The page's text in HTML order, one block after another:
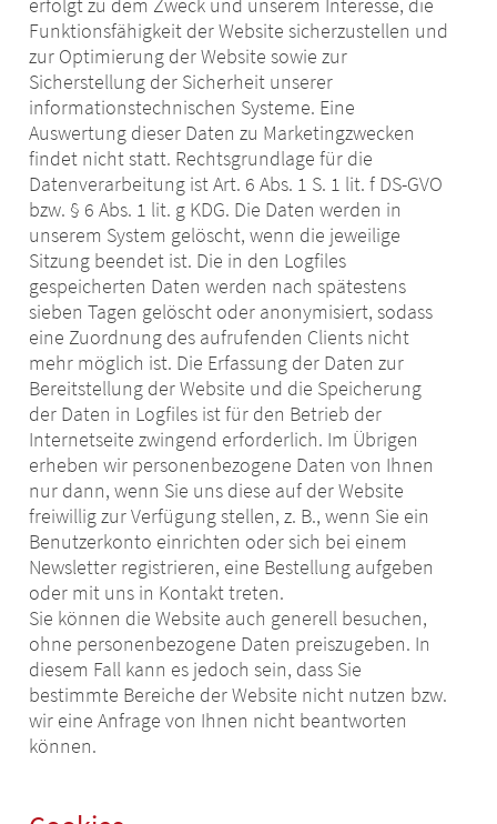
erfolgt zu dem Zweck und unserem Interesse, die
Funktionsfähigkeit der Website sicherzustellen und
zur Optimierung der Website sowie zur
Sicherstellung der Sicherheit unserer
informationstechnischen Systeme. Eine
Auswertung dieser Daten zu Marketingzwecken
findet nicht statt. Rechtsgrundlage für die
Datenverarbeitung ist Art. 6 Abs. 1 S. 1 lit. f DS-GVO
bzw. § 6 Abs. 1 lit. g KDG. Die Daten werden in
unserem System gelöscht, wenn die jeweilige
Sitzung beendet ist. Die in den Logfiles
gespeicherten Daten werden nach spätestens
sieben Tagen gelöscht oder anonymisiert, sodass
eine Zuordnung des aufrufenden Clients nicht
mehr möglich ist. Die Erfassung der Daten zur
Bereitstellung der Website und die Speicherung
der Daten in Logfiles ist für den Betrieb der
Internetseite zwingend erforderlich. Im Übrigen
erheben wir personenbezogene Daten von Ihnen
nur dann, wenn Sie uns diese auf der Website
freiwillig zur Verfügung stellen, z. B., wenn Sie ein
Benutzerkonto einrichten oder sich bei einem
Newsletter registrieren, eine Bestellung aufgeben
oder mit uns in Kontakt treten.
Sie können die Website auch generell besuchen,
ohne personenbezogene Daten preiszugeben. In
diesem Fall kann es jedoch sein, dass Sie
bestimmte Bereiche der Website nicht nutzen bzw.
wir eine Anfrage von Ihnen nicht beantworten
können.